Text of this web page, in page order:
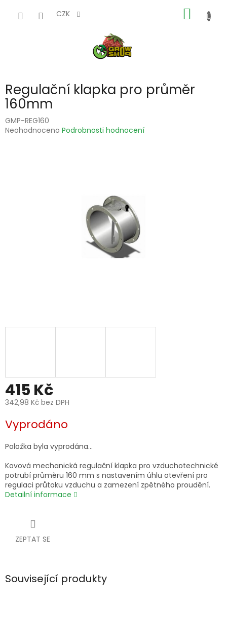
CZK
KOŠÍK
Regulační klapka pro průměr
160mm
GMP-REG160
Průměrné
Neohodnoceno Podrobnosti hodnocení
415 Kč
342,98 Kč bez DPH
cena:
Vyprodáno
Položka byla vyprodána…
Kovová mechanická regulační klapka pro vzduchotechnické
potrubí průměru 160 mm s nastavením úhlu otevření pro
regulaci průtoku vzduchu a zamezení zpětného proudění.
Detailní informace
ZEPTAT SE
Související produkty